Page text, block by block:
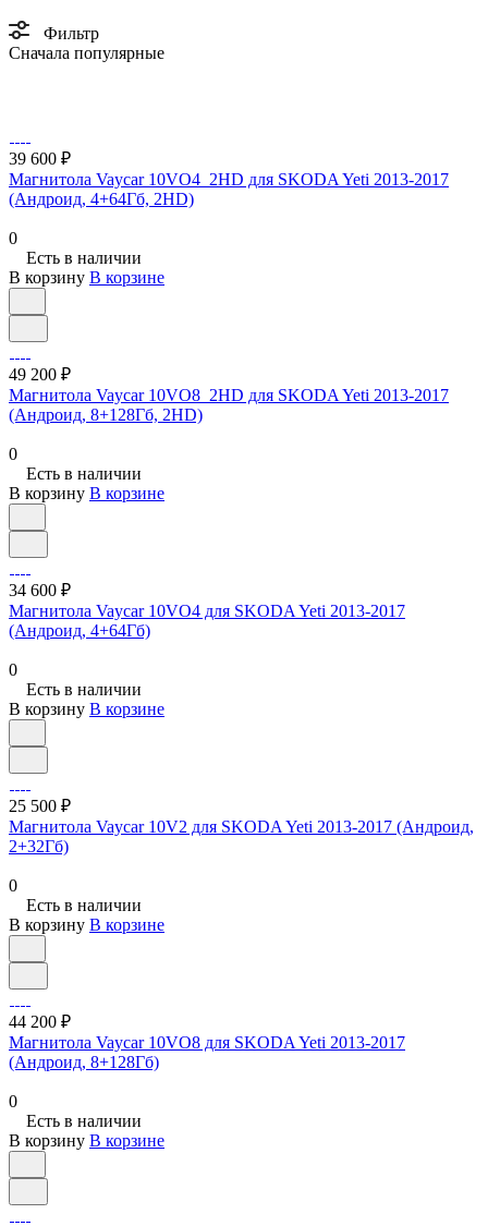
Фильтр
Сначала популярные
39 600 ₽
Магнитола Vaycar 10VO4_2HD для SKODA Yeti 2013-2017
(Андроид, 4+64Гб, 2HD)
0
Есть в наличии
В корзину В корзине
49 200 ₽
Магнитола Vaycar 10VO8_2HD для SKODA Yeti 2013-2017
(Андроид, 8+128Гб, 2HD)
0
Есть в наличии
В корзину В корзине
34 600 ₽
Магнитола Vaycar 10VO4 для SKODA Yeti 2013-2017
(Андроид, 4+64Гб)
0
Есть в наличии
В корзину В корзине
25 500 ₽
Магнитола Vaycar 10V2 для SKODA Yeti 2013-2017 (Андроид,
2+32Гб)
0
Есть в наличии
В корзину В корзине
44 200 ₽
Магнитола Vaycar 10VO8 для SKODA Yeti 2013-2017
(Андроид, 8+128Гб)
0
Есть в наличии
В корзину В корзине